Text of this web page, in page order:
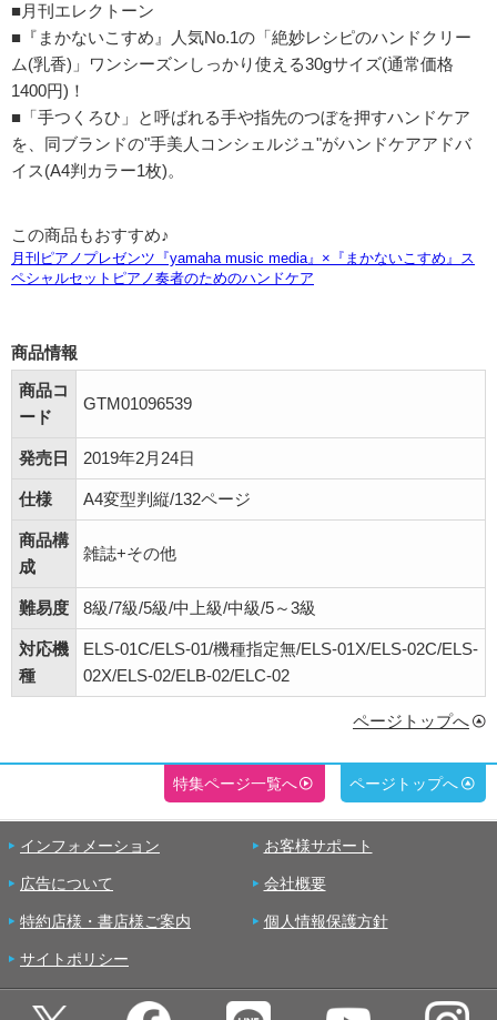
■月刊エレクトーン
■『まかないこすめ』人気No.1の「絶妙レシピのハンドクリー
ム(乳香)」ワンシーズンしっかり使える30gサイズ(通常価格
1400円)！
■「手つくろひ」と呼ばれる手や指先のつぼを押すハンドケア
を、同ブランドの"手美人コンシェルジュ"がハンドケアアドバ
イス(A4判カラー1枚)。
この商品もおすすめ♪
商品情報
商品コ
ード
GTM01096539
発売日 2019年2月24日
仕様 A4変型判縦/132ページ
商品構
成
雑誌+その他
難易度 8級/7級/5級/中上級/中級/5～3級
対応機
種
ELS-01C/ELS-01/機種指定無/ELS-01X/ELS-02C/ELS-
02X/ELS-02/ELB-02/ELC-02
ページトップへ
特集ページ一覧へ ページトップへ
インフォメーション お客様サポート
広告について 会社概要
特約店様・書店様ご案内 個人情報保護方針
サイトポリシー